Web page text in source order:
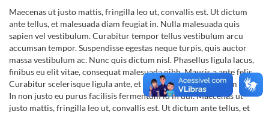
Maecenas ut justo mattis, fringilla leo ut, convallis est. Ut dictum
ante tellus, et malesuada diam feugiat in. Nulla malesuada quis
sapien vel vestibulum. Curabitur tempor tellus vestibulum arcu
accumsan tempor. Suspendisse egestas neque turpis, quis auctor
massa vestibulum ac. Nunc quis dictum nisl. Phasellus ligula lacus,
finibus eu elit vitae, consequat malesuada nibh. Mauris a ante felis.
Curabitur scelerisque ligula ante, et posuere ipsum bibendum eget.
In non justo eu purus facilisis fermentum id in dui. Maecenas ut
justo mattis, fringilla leo ut, convallis est. Ut dictum ante tellus, et